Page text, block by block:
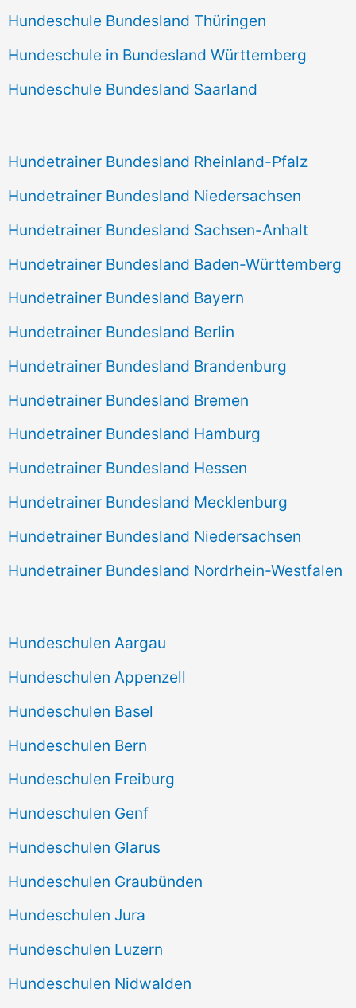
Hundeschule Bundesland Thüringen
Hundeschule in Bundesland Württemberg
Hundeschule Bundesland Saarland
Hundetrainer Bundesland Rheinland-Pfalz
Hundetrainer Bundesland Niedersachsen
Hundetrainer Bundesland Sachsen-Anhalt
Hundetrainer Bundesland Baden-Württemberg
Hundetrainer Bundesland Bayern
Hundetrainer Bundesland Berlin
Hundetrainer Bundesland Brandenburg
Hundetrainer Bundesland Bremen
Hundetrainer Bundesland Hamburg
Hundetrainer Bundesland Hessen
Hundetrainer Bundesland Mecklenburg
Hundetrainer Bundesland Niedersachsen
Hundetrainer Bundesland Nordrhein-Westfalen
Hundeschulen Aargau
Hundeschulen Appenzell
Hundeschulen Basel
Hundeschulen Bern
Hundeschulen Freiburg
Hundeschulen Genf
Hundeschulen Glarus
Hundeschulen Graubünden
Hundeschulen Jura
Hundeschulen Luzern
Hundeschulen Nidwalden